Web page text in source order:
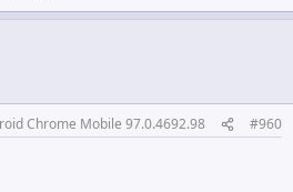
Chrome Mobile 97.0.4692.98 #960